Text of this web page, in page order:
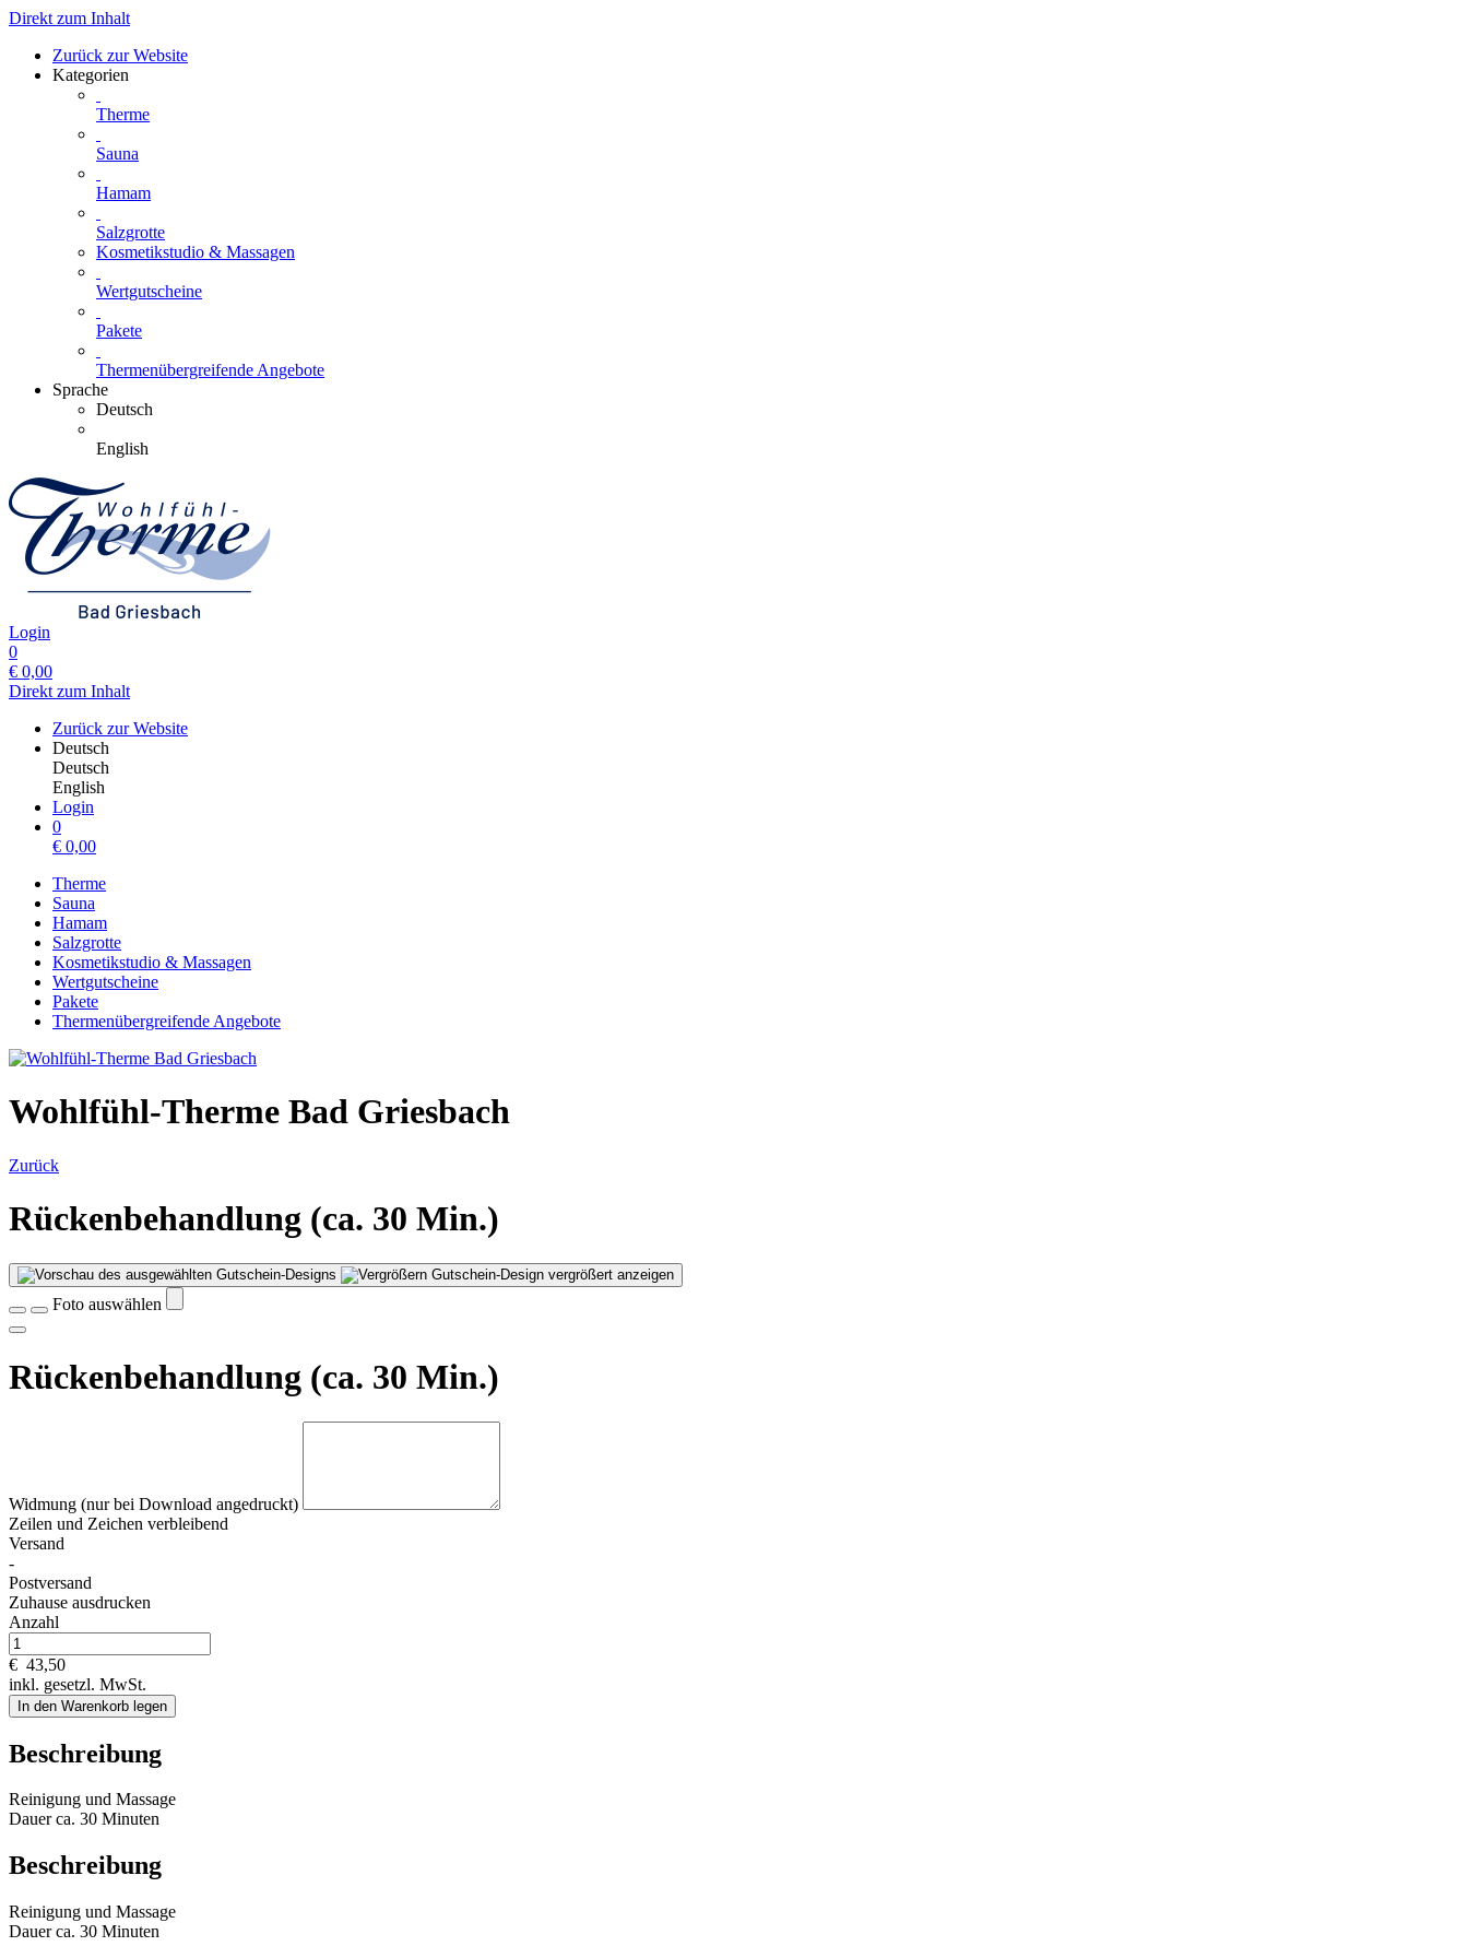
Direkt zum Inhalt
Zurück zur Website
Kategorien
Therme
Sauna
Hamam
Salzgrotte
Kosmetikstudio & Massagen
Wertgutscheine
Pakete
Thermenübergreifende Angebote
Sprache
Deutsch
English
Login
0
€ 0,00
Direkt zum Inhalt
Zurück zur Website
Deutsch
Deutsch
English
Login
0
€ 0,00
Therme
Sauna
Hamam
Salzgrotte
Kosmetikstudio & Massagen
Wertgutscheine
Pakete
Thermenübergreifende Angebote
Wohlfühl-Therme Bad Griesbach
Zurück
Rückenbehandlung (ca. 30 Min.)
Gutschein-Design vergrößert anzeigen
Foto auswählen
Rückenbehandlung (ca. 30 Min.)
Widmung (nur bei Download angedruckt)
Zeilen und Zeichen verbleibend
Versand
-
Postversand
Zuhause ausdrucken
Anzahl
€ 43,50
inkl. gesetzl. MwSt.
In den Warenkorb legen
Beschreibung
Reinigung und Massage
Dauer ca. 30 Minuten
Beschreibung
Reinigung und Massage
Dauer ca. 30 Minuten